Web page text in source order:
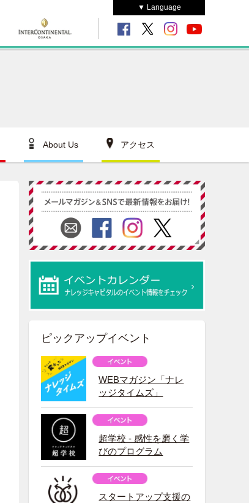
▼ Language
About Us アクセス
ピックアップイベント
WEBマガジン「ナレ
ッジタイムズ」
超学校 - 感性を磨く学
びのプログラム
スタートアップ支援の